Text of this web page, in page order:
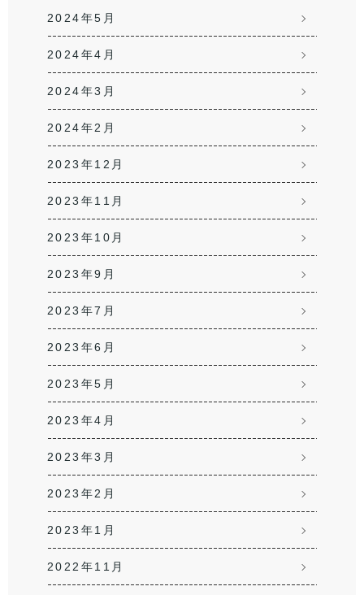
2024年5月
2024年4月
2024年3月
2024年2月
2023年12月
2023年11月
2023年10月
2023年9月
2023年7月
2023年6月
2023年5月
2023年4月
2023年3月
2023年2月
2023年1月
2022年11月